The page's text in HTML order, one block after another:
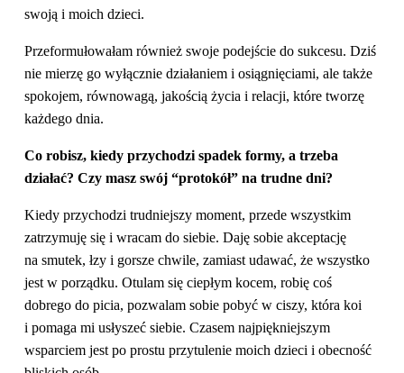
swoją i moich dzieci.
Przeformułowałam również swoje podejście do sukcesu. Dziś
nie mierzę go wyłącznie działaniem i osiągnięciami, ale także
spokojem, równowagą, jakością życia i relacji, które tworzę
każdego dnia.
Co robisz, kiedy przychodzi spadek formy, a trzeba
działać? Czy masz swój “protokół” na trudne dni?
Kiedy przychodzi trudniejszy moment, przede wszystkim
zatrzymuję się i wracam do siebie. Daję sobie akceptację
na smutek, łzy i gorsze chwile, zamiast udawać, że wszystko
jest w porządku. Otulam się ciepłym kocem, robię coś
dobrego do picia, pozwalam sobie pobyć w ciszy, która koi
i pomaga mi usłyszeć siebie. Czasem najpiękniejszym
wsparciem jest po prostu przytulenie moich dzieci i obecność